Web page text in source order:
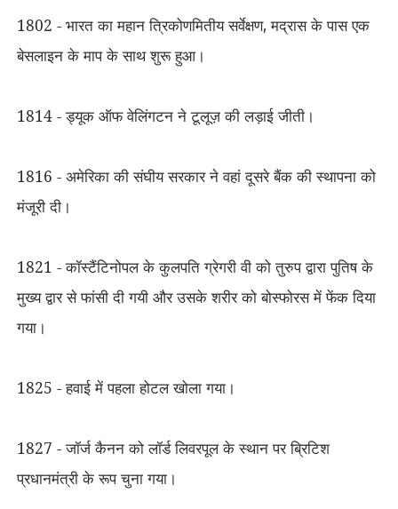
1802 - भारत का महान त्रिकोणमितीय सर्वेक्षण,मद्रास के पास एक
बेसलाइन के माप के साथ शुरू हुआ।
1814 - ड्यूक ऑफ वेलिंगटन ने टूलूज़ की लड़ाई जीती।
1816 - अमेरिका की संघीय सरकार ने वहां दूसरे बैंक की स्थापना को
मंजूरी दी।
1821 - कॉस्टैंटिनोपल के कुलपति ग्रेगरी वी को तुरुप द्वारा पुतिष के
मुख्य द्वार से फांसी दी गयी और उसके शरीर को बोस्फोरस में फेंक दिया
गया।
1825 - हवाई में पहला होटल खोला गया।
1827 - जॉर्ज कैनन को लॉर्ड लिवरपूल के स्थान पर ब्रिटिश
प्रधानमंत्री के रूप चुना गया।